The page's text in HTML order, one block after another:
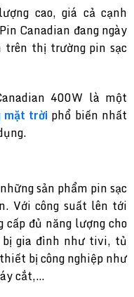
cao, giá cả cạnh
Canadian đang ngày
trên thị trường pin sạc
400W là một
mặt trời phổ biến nhất
sản phẩm pin sạc
Với công suất lên tới
đủ năng lượng cho
gia đình như tivi, tủ
bị công nghiệp như
cắt,…